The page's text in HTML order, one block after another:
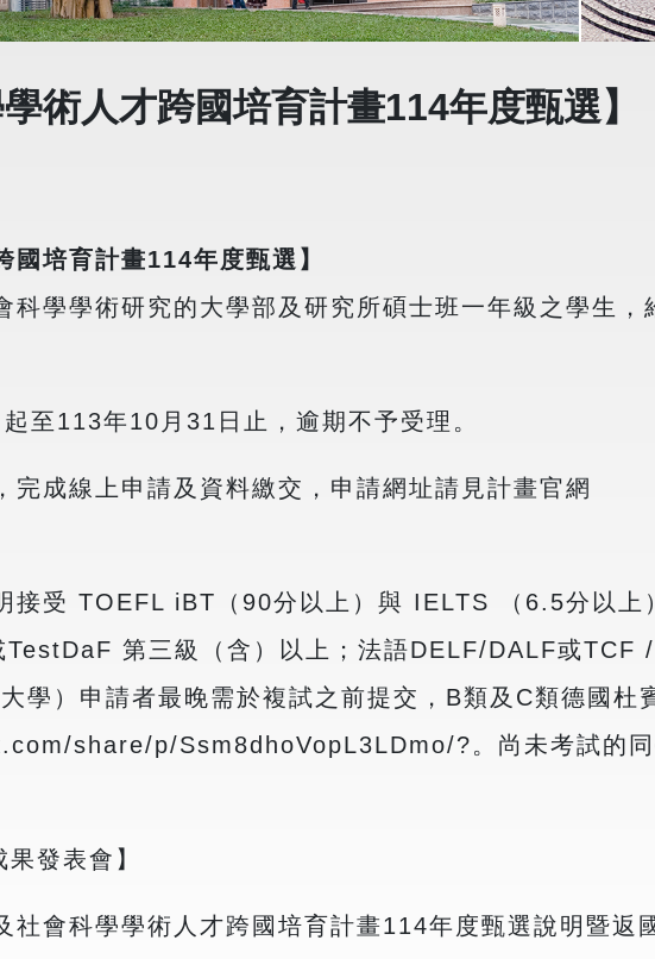
術人才跨國培育計畫114年度甄選】
國培育計畫114年度甄選】
科學學術研究的大學部及研究所碩士班一年級之學生，
至113年10月31日止，逾期不予受理。
完成線上申請及資料繳交，申請網址請見計畫官網
接受 TOEFL iBT（90分以上）與 IELTS （6.5分以上
第三級（含）以上；法語DELF/DALF或TCF /
學）申請者最晚需於複試之前提交，B類及C類德國杜
share/p/Ssm8dhoVopL3LDmo/?。尚未考試的同
發表會】
社會科學學術人才跨國培育計畫114年度甄選說明暨返